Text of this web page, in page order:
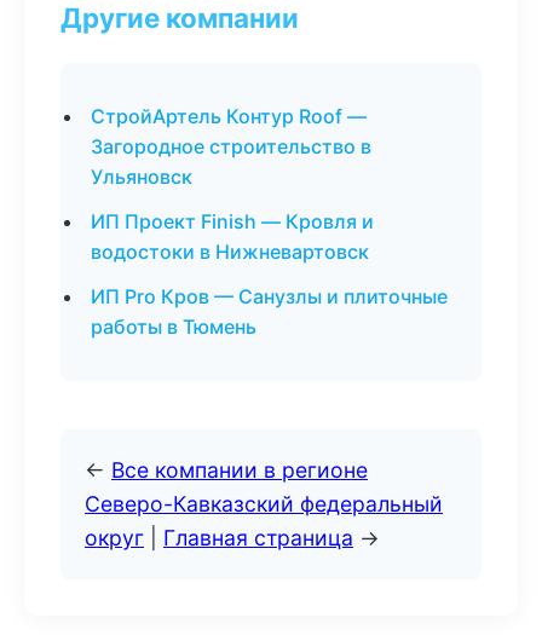
Другие компании
СтройАртель Контур Roof —
Загородное строительство в
Ульяновск
ИП Проект Finish — Кровля и
водостоки в Нижневартовск
ИП Pro Кров — Санузлы и плиточные
работы в Тюмень
← Все компании в регионе
Северо-Кавказский федеральный
округ
Главная страница →